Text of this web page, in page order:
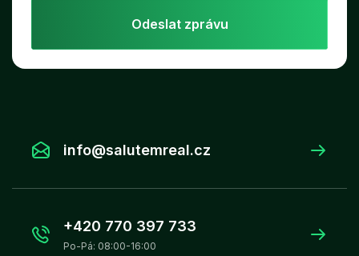
Odeslat zprávu
info@salutemreal.cz
+420 770 397 733
Po-Pá: 08:00-16:00